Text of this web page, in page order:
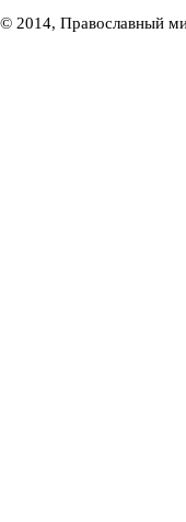
© 2014, Православный